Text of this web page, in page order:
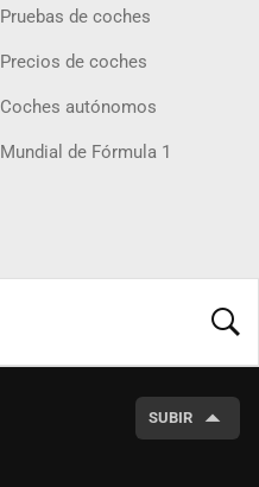
Pruebas de coches
Precios de coches
Coches autónomos
Mundial de Fórmula 1
SUBIR